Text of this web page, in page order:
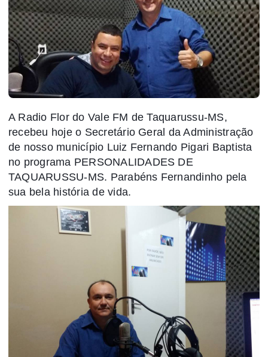
A Radio Flor do Vale FM de Taquarussu-MS,
recebeu hoje o Secretário Geral da Administração
de nosso município Luiz Fernando Pigari Baptista
no programa PERSONALIDADES DE
TAQUARUSSU-MS. Parabéns Fernandinho pela
sua bela história de vida.